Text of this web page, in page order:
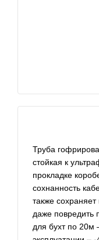
Труба
стойкая к
прокладке
сохнанность
также сохраняет
даже повредить
для бухт по 20м